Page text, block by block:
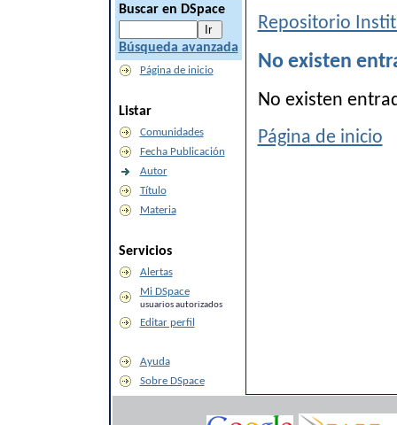
Buscar en DSpace
Búsqueda avanzada
Página de inicio
Listar
Comunidades
Fecha Publicación
Autor
Título
Materia
Servicios
Alertas
Mi DSpace
usuarios autorizados
Editar perfil
Ayuda
Sobre DSpace
Repositorio
No existen
No existen
Página de inicio